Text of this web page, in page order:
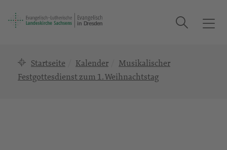
T
Suche
Startseite Kalender
Musikalischer
Festgottesdienst zum 1. Weihnachtstag